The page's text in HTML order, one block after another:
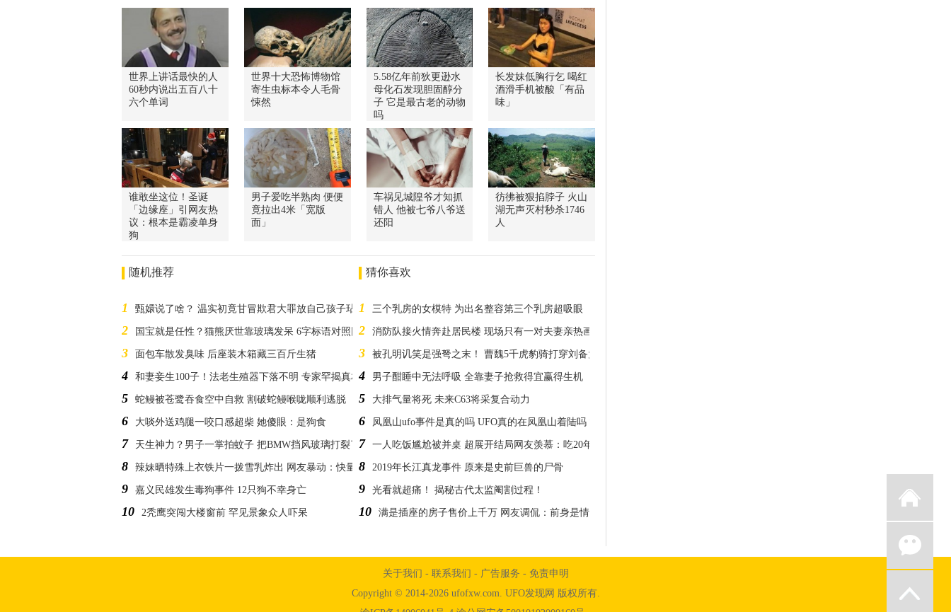
世界上讲话最快的人
60秒内说出五百八十
六个单词
世界十大恐怖博物馆
寄生虫标本令人毛骨
悚然
5.58亿年前狄更逊水
母化石发现胆固醇分
子 它是最古老的动物
吗
长发妹低胸行乞 喝红
酒滑手机被酸「有品
味」
谁敢坐这位！圣诞
「边缘座」引网友热
议：根本是霸凌单身
狗
男子爱吃半熟肉 便便
竟拉出4米「宽版
面」
车祸见城隍爷才知抓
错人 他被七爷八爷送
还阳
彷彿被狠掐脖子 火山
湖无声灭村秒杀1746
人
随机推荐
1 甄嬛说了啥？ 温实初竟甘冒欺君大罪放自己孩子玷皇室血统
2 国宝就是任性？猫熊厌世靠玻璃发呆 6字标语对照网友笑歪
3 面包车散发臭味 后座装木箱藏三百斤生猪
4 和妻妾生100子！法老生殖器下落不明 专家罕揭真相
5 蛇鳗被苍鹭吞食空中自救 割破蛇鳗喉咙顺利逃脱
6 大啖外送鸡腿一咬口感超柴 她傻眼：是狗食
7 天生神力？男子一掌拍蚊子 把BMW挡风玻璃打裂了
8 辣妹晒特殊上衣铁片一拨雪乳炸出 网友暴动：快量产
9 嘉义民雄发生毒狗事件 12只狗不幸身亡
10 2秃鹰突闯大楼窗前 罕见景象众人吓呆
猜你喜欢
1 三个乳房的女模特 为出名整容第三个乳房超吸眼
2 消防队接火情奔赴居民楼 现场只有一对夫妻亲热画面
3 被孔明讥笑是强弩之末！ 曹魏5千虎豹骑打穿刘备大军
4 男子酣睡中无法呼吸 全靠妻子抢救得宜赢得生机
5 大排气量将死 未来C63将采复合动力
6 凤凰山ufo事件是真的吗 UFO真的在凤凰山着陆吗？
7 一人吃饭尴尬被并桌 超展开结局网友羡慕：吃20年没遇过
8 2019年长江真龙事件 原来是史前巨兽的尸骨
9 光看就超痛！ 揭秘古代太监阉割过程！
10 满是插座的房子售价上千万 网友调侃：前身是情报局
关于我们 - 联系我们 - 广告服务 - 免责申明
Copyright © 2014-2026 ufofxw.com. UFO发现网 版权所有.